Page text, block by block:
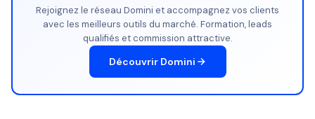
Rejoignez le réseau Domini et accompagnez vos clients
avec les meilleurs outils du marché. Formation, leads
qualifiés et commission attractive.
Découvrir Domini